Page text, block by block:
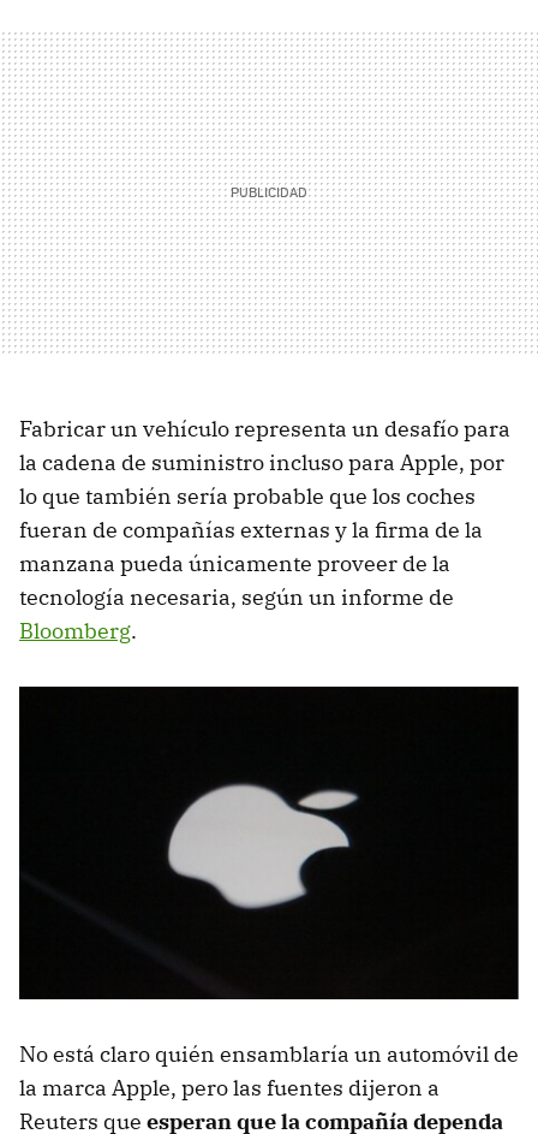
Fabricar un vehículo representa un desafío para
la cadena de suministro incluso para Apple, por
lo que también sería probable que los coches
fueran de compañías externas y la firma de la
manzana pueda únicamente proveer de la
tecnología necesaria, según un informe de
Bloomberg.
No está claro quién ensamblaría un automóvil de
la marca Apple, pero las fuentes dijeron a
Reuters que esperan que la compañía dependa